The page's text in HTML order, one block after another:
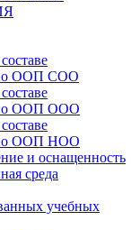
по ООП СОО
по ООП ООО
по ООП НОО
и оснащенность
среда
учебных